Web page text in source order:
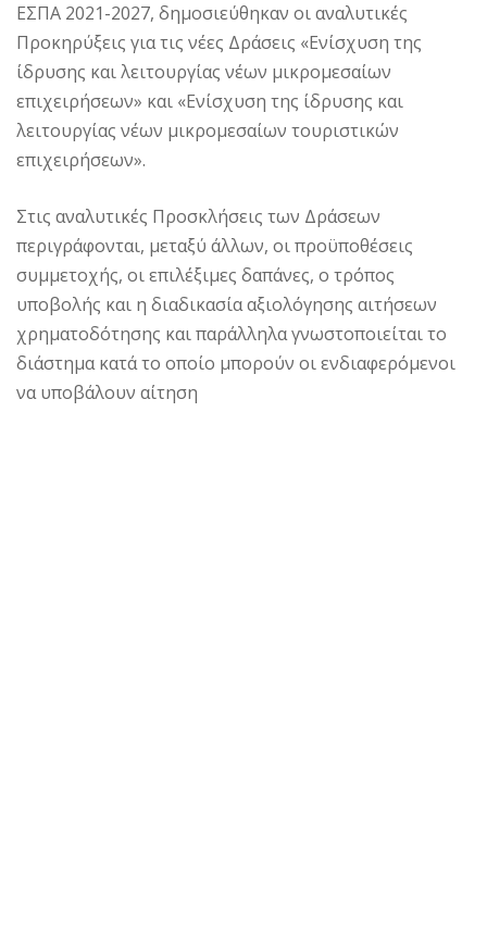
ΕΣΠΑ 2021-2027, δημοσιεύθηκαν οι αναλυτικές
Προκηρύξεις για τις νέες Δράσεις «Ενίσχυση της
ίδρυσης και λειτουργίας νέων μικρομεσαίων
επιχειρήσεων» και «Ενίσχυση της ίδρυσης και
λειτουργίας νέων μικρομεσαίων τουριστικών
επιχειρήσεων».
Στις αναλυτικές Προσκλήσεις των Δράσεων
περιγράφονται, μεταξύ άλλων, οι προϋποθέσεις
συμμετοχής, οι επιλέξιμες δαπάνες, ο τρόπος
υποβολής και η διαδικασία αξιολόγησης αιτήσεων
χρηματοδότησης και παράλληλα γνωστοποιείται το
διάστημα κατά το οποίο μπορούν οι ενδιαφερόμενοι
να υποβάλουν αίτηση